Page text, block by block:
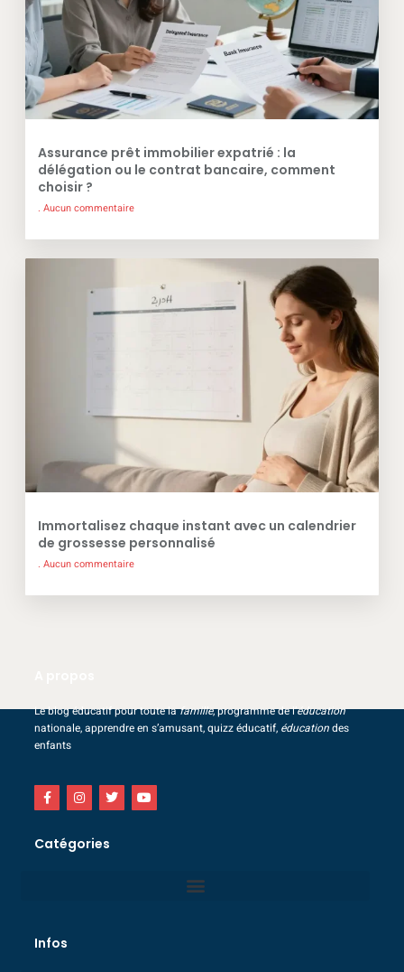
Assurance prêt immobilier expatrié : la
délégation ou le contrat bancaire, comment
choisir ?
Aucun commentaire
Immortalisez chaque instant avec un calendrier
de grossesse personnalisé
Aucun commentaire
Le blog éducatif pour toute lafamille, programme de l’éducation
nationale, apprendre en s’amusant, quizz éducatif, éducationdes
enfants
Catégories
Infos